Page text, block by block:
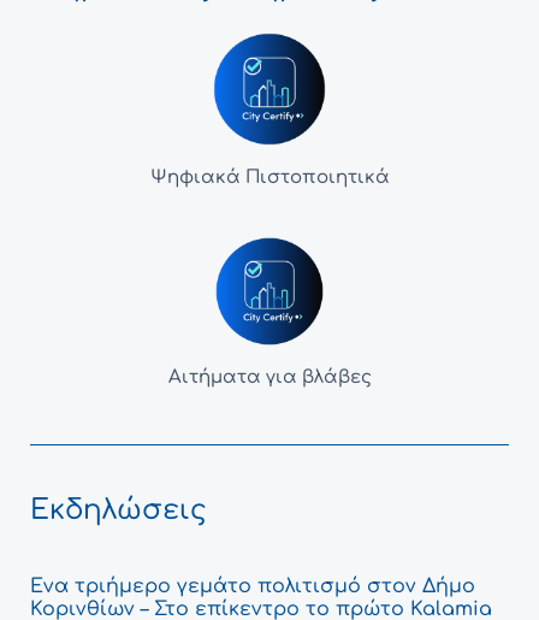
Ψηφιακά Πιστοποιητικά
Αιτήματα για βλάβες
Εκδηλώσεις
Ένα τριήμερο γεμάτο πολιτισμό στον Δήμο
Κορινθίων – Στο επίκεντρο το πρώτο Kalamia